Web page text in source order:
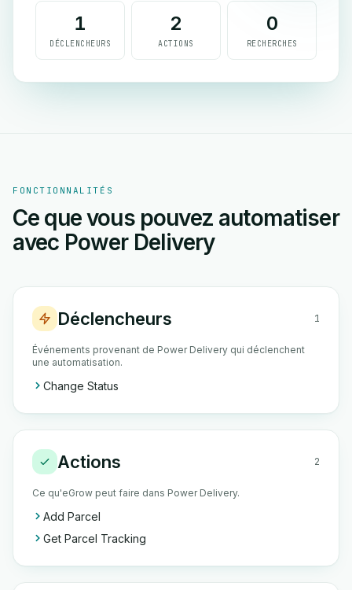
1
DÉCLENCHEURS
2
ACTIONS
0
RECHERCHES
FONCTIONNALITÉS
Ce que vous pouvez automatiser
avec Power Delivery
Déclencheurs 1
Événements provenant de Power Delivery qui déclenchent
une automatisation.
Change Status
Actions 2
Ce qu'eGrow peut faire dans Power Delivery.
Add Parcel
Get Parcel Tracking